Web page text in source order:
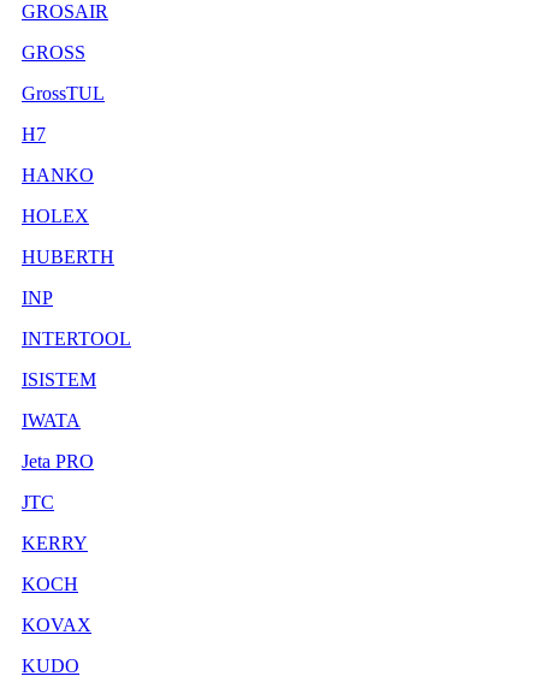
GROSAIR
GROSS
GrossTUL
H7
HANKO
HOLEX
HUBERTH
INP
INTERTOOL
ISISTEM
IWATA
Jeta PRO
JTC
KERRY
KOCH
KOVAX
KUDO